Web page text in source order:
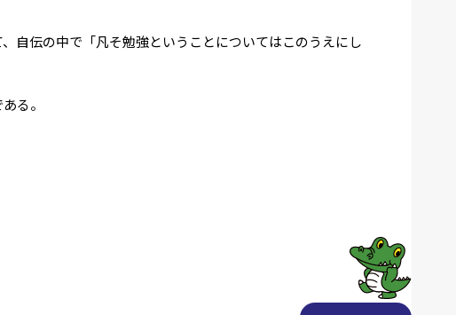
自伝の中で「凡そ勉強ということについてはこのうえにし
る。